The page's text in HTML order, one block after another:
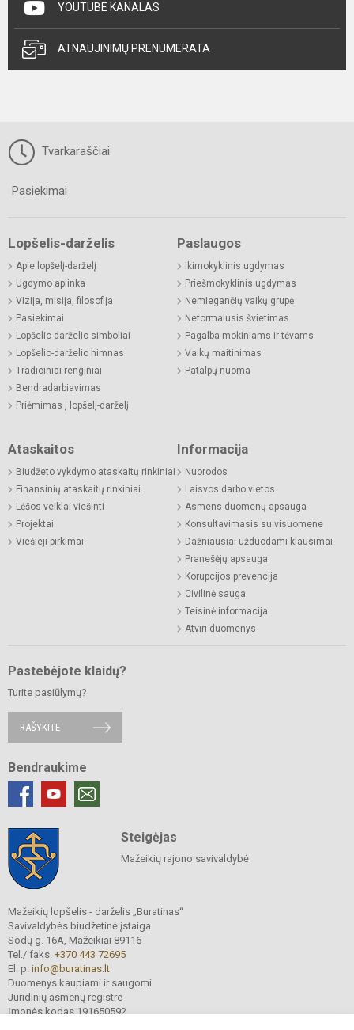
YOUTUBE KANALAS
ATNAUJINIMŲ PRENUMERATA
Tvarkaraščiai
Pasiekimai
Lopšelis-darželis
Apie lopšelį-darželį
Ugdymo aplinka
Vizija, misija, filosofija
Pasiekimai
Lopšelio-darželio simboliai
Lopšelio-darželio himnas
Tradiciniai renginiai
Bendradarbiavimas
Priėmimas į lopšelį-darželį
Paslaugos
Ikimokyklinis ugdymas
Priešmokyklinis ugdymas
Nemiegančių vaikų grupė
Neformalusis švietimas
Pagalba mokiniams ir tėvams
Vaikų maitinimas
Patalpų nuoma
Ataskaitos
Biudžeto vykdymo ataskaitų rinkiniai
Finansinių ataskaitų rinkiniai
Lėšos veiklai viešinti
Projektai
Viešieji pirkimai
Informacija
Nuorodos
Laisvos darbo vietos
Asmens duomenų apsauga
Konsultavimasis su visuomene
Dažniausiai užduodami klausimai
Pranešėjų apsauga
Korupcijos prevencija
Civilinė sauga
Teisinė informacija
Atviri duomenys
Pastebėjote klaidų?
Turite pasiūlymų?
RAŠYKITE
Bendraukime
Steigėjas
Mažeikių rajono savivaldybė
Mažeikių lopšelis - darželis „Buratinas“
Savivaldybės biudžetinė įstaiga
Sodų g. 16A, Mažeikiai 89116
Tel./ faks. +370 443 72695
El. p. info@buratinas.lt
Duomenys kaupiami ir saugomi
Juridinių asmenų registre
Įmonės kodas 191650592